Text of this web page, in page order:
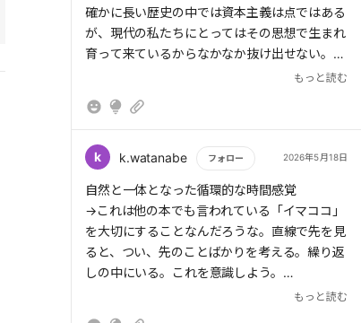
確かに長い歴史の中では資本主義は点ではある
が、現代の私たちにとってはその思想で生まれ
育って来ているからなかなか抜け出せない。
会社での労働では効率化や売上を重視、プライ
確かに今までは資本主義で成長してきたが本当
無駄な時間を楽しめないのが問題。
もっと読む
k k.watanabe フォロー 2026年5月18日
もっと読む
自然と一体となった循環的な時間感覚
→これは他の本でも言われている「イマココ」
を大切にすることなんだろうな。直線で先を見
ると、つい、先のことばかりを考える。繰り返
しの中にいる。これを意識しよう。
もっと読む